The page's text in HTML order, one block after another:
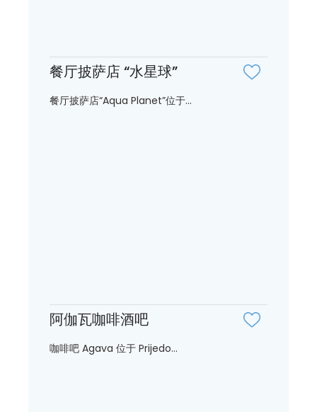
餐厅披萨店 “水星球”
餐厅披萨店“Aqua Planet”位于...
阿伽瓦咖啡酒吧
咖啡吧 Agava 位于 Prijedo...